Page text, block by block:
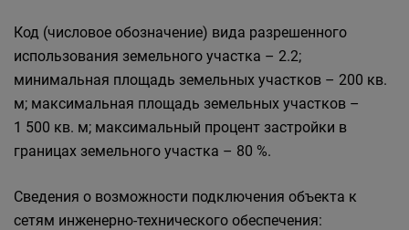
Код (числовое обозначение) вида разрешенного
использования земельного участка – 2.2;
минимальная площадь земельных участков – 200 кв.
м; максимальная площадь земельных участков –
1 500 кв. м; максимальный процент застройки в
границах земельного участка – 80 %.
Сведения о возможности подключения объекта к
сетям инженерно-технического обеспечения: